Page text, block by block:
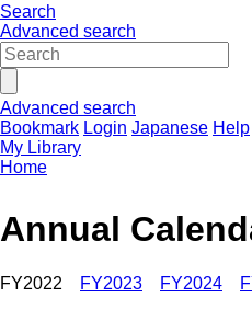
Search
Advanced search
Advanced search
Bookmark Login Japanese Help
My Library
Home
Annual
FY2022 FY2023 FY2024